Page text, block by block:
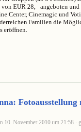
EUR 28,– angeboten
Center, Cinemagic und
Familien die
eröffnen.
November 2010 um 21:58 ·